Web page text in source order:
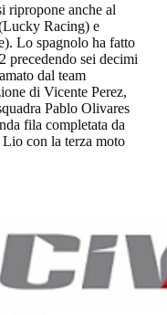
ripropone anche al
Racing) e
Lo spagnolo ha fatto
precedendo sei decimi
dal team
di Vicente Perez,
Pablo Olivares
fila completata da
con la terza moto